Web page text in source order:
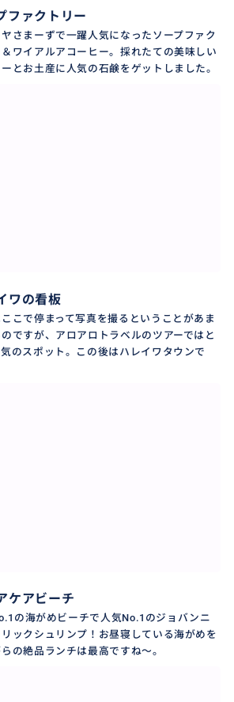
ファクトリー
さまーずで一躍人気になったソープファク
＆ワイアルアコーヒー。採れたての美味しい
とお土産に人気の石鹸をゲットしました。
ワの看板
こで停まって写真を撮るということがあま
のですが、アロアロトラベルのツアーではと
のスポット。この後はハレイワタウンで
ケアビーチ
の海がめビーチで人気No.1のジョバンニ
ックシュリンプ！お昼寝している海がめを
の絶品ランチは最高ですね〜。